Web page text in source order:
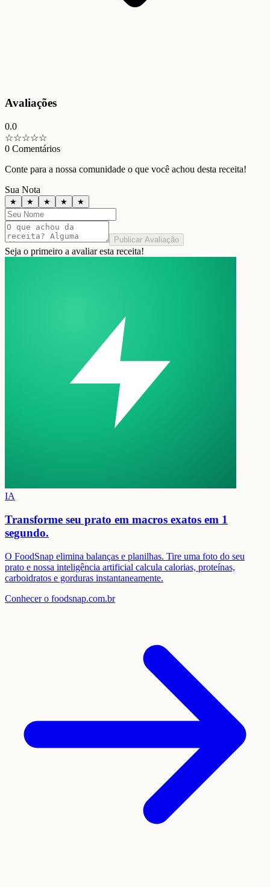
Avaliações
0.0
☆☆☆☆☆
0 Comentários
Conte para a nossa comunidade o que você achou desta receita!
Sua Nota
★ ★ ★ ★ ★
Publicar Avaliação
Seja o primeiro a avaliar esta receita!
IA
Transforme seu prato em macros exatos em 1
segundo.
O FoodSnap elimina balanças e planilhas. Tire uma foto do seu
prato e nossa inteligência artificial calcula calorias, proteínas,
carboidratos e gorduras instantaneamente.
Conhecer o foodsnap.com.br